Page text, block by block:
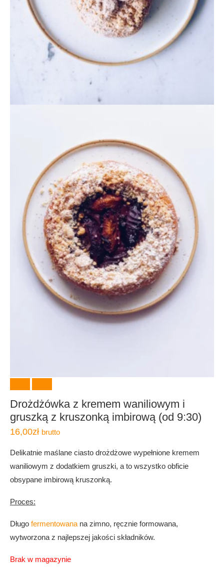
Drożdżówka z kremem waniliowym i
gruszką z kruszonką imbirową (od 9:30)
16,00zł brutto
Delikatnie maślane ciasto drożdżowe wypełnione kremem
waniliowym z dodatkiem gruszki, a to wszystko obficie
obsypane imbirową kruszonką.
Proces:
Długo fermentowana na zimno, ręcznie formowana,
wytworzona z najlepszej jakości składników.
Brak w magazynie